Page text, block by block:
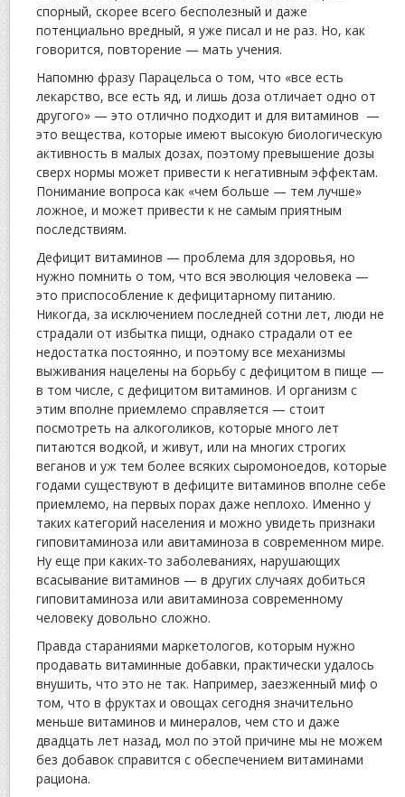
спорный, скорее всего бесполезный и даже
потенциально вредный, я уже писал и не раз. Но, как
говорится, повторение — мать учения.
Напомню фразу Парацельса о том, что «все есть
лекарство, все есть яд, и лишь доза отличает одно от
другого» — это отлично подходит и для витаминов —
это вещества, которые имеют высокую биологическую
активность в малых дозах, поэтому превышение дозы
сверх нормы может привести к негативным эффектам.
Понимание вопроса как «чем больше — тем лучше»
ложное, и может привести к не самым приятным
последствиям.
Дефицит витаминов — проблема для здоровья, но
нужно помнить о том, что вся эволюция человека —
это приспособление к дефицитарному питанию.
Никогда, за исключением последней сотни лет, люди не
страдали от избытка пищи, однако страдали от ее
недостатка постоянно, и поэтому все механизмы
выживания нацелены на борьбу с дефицитом в пище —
в том числе, с дефицитом витаминов. И организм с
этим вполне приемлемо справляется — стоит
посмотреть на алкоголиков, которые много лет
питаются водкой, и живут, или на многих строгих
веганов и уж тем более всяких сыромоноедов, которые
годами существуют в дефиците витаминов вполне себе
приемлемо, на первых порах даже неплохо. Именно у
таких категорий населения и можно увидеть признаки
гиповитаминоза или авитаминоза в современном мире.
Ну еще при каких-то заболеваниях, нарушающих
всасывание витаминов — в других случаях добиться
гиповитаминоза или авитаминоза современному
человеку довольно сложно.
Правда стараниями маркетологов, которым нужно
продавать витаминные добавки, практически удалось
внушить, что это не так. Например, заезженный миф о
том, что в фруктах и овощах сегодня значительно
меньше витаминов и минералов, чем сто и даже
двадцать лет назад, мол по этой причине мы не можем
без добавок справится с обеспечением витаминами
рациона.